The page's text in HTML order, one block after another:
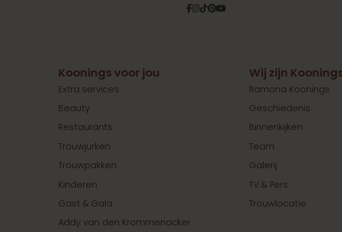
Facebook
Instagram
Tiktok
Pinterest
YouTube
Koonings voor jou
Extra services
Beauty
Restaurants
Trouwjurken
Trouwpakken
Kinderen
Gast & Gala
Addy van den Krommenacker
Wij zijn
Ramona Koonings
Geschiedenis
Binnenkijken
Team
Galerij
TV & Pers
Trouwlocatie